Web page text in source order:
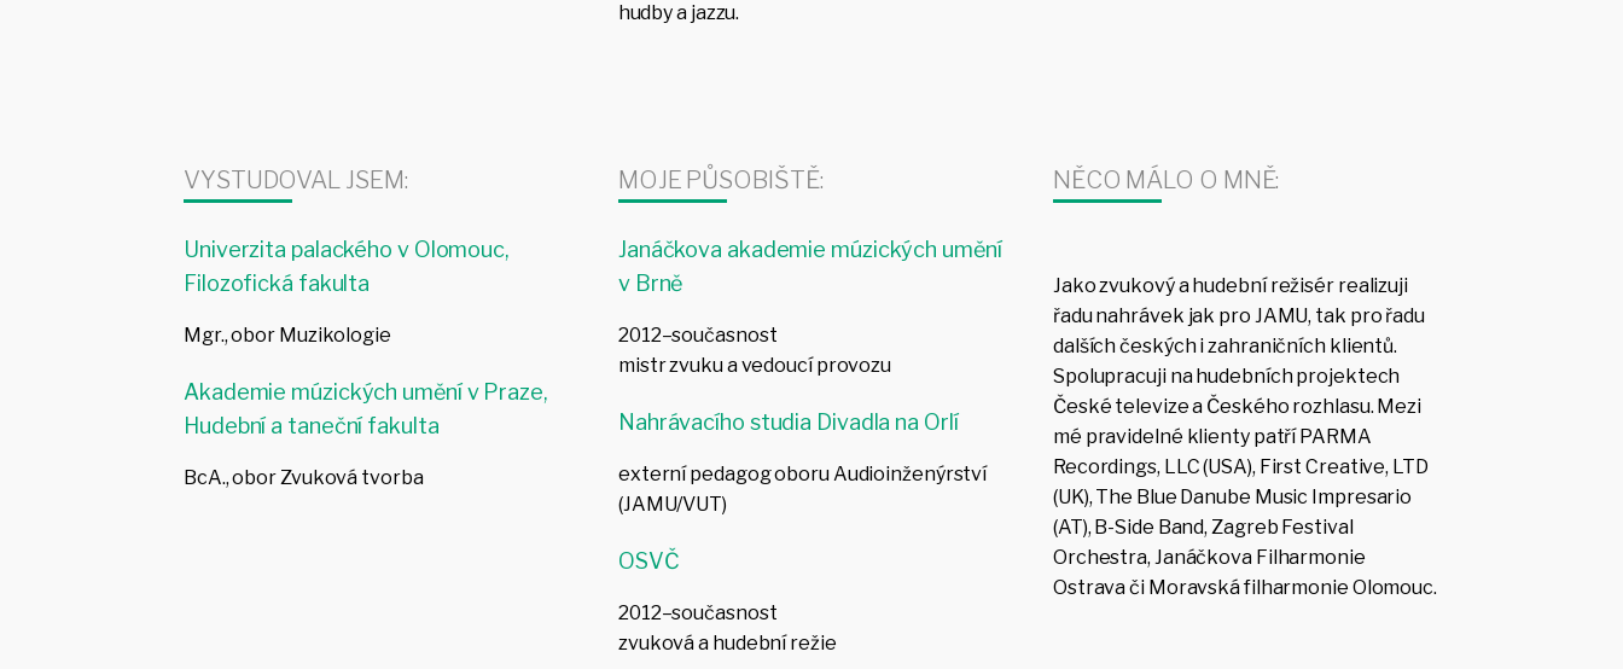
hudby a jazzu.
VYSTUDOVAL JSEM:
Univerzita palackého v Olomouc,
Filozofická fakulta
Mgr., obor Muzikologie
Akademie múzických umění v Praze,
Hudební a taneční fakulta
BcA., obor Zvuková tvorba
MOJE PŮSOBIŠTĚ:
Janáčkova akademie múzických umění
v Brně
2012–současnost
mistr zvuku a vedoucí provozu
Nahrávacího studia Divadla na Orlí
externí pedagog oboru Audioinženýrství
(JAMU/VUT)
OSVČ
2012–současnost
zvuková a hudební režie
NĚCO MÁLO O MNĚ:
Jako zvukový a hudební režisér realizuji
řadu nahrávek jak pro JAMU, tak pro řadu
dalších českých i zahraničních klientů.
Spolupracuji na hudebních projektech
České televize a Českého rozhlasu. Mezi
mé pravidelné klienty patří PARMA
Recordings, LLC (USA), First Creative, LTD
(UK), The Blue Danube Music Impresario
(AT), B-Side Band, Zagreb Festival
Orchestra, Janáčkova Filharmonie
Ostrava či Moravská filharmonie Olomouc.